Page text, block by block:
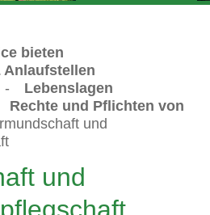
bieten
Anlaufstellen
-
Lebenslagen
Rechte und Pflichten von
und
und